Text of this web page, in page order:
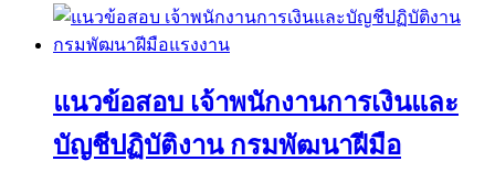
แนวข้อสอบ เจ้าพนักงานการเงินและ
บัญชีปฏิบัติงาน กรมพัฒนาฝีมือ